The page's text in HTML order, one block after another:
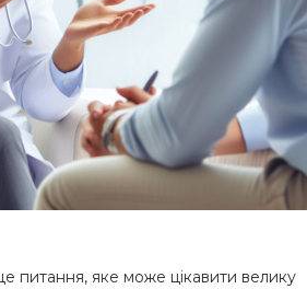
питання, яке може цікавити велику